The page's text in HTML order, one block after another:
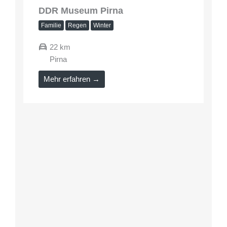
DDR Museum Pirna
Familie Regen Winter
22 km
Pirna
Mehr erfahren →